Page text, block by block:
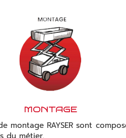
MONTAGE
montage RAYSER sont
du métier.